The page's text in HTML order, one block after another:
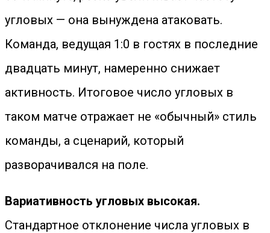
угловых — она вынуждена атаковать.
Команда, ведущая 1:0 в гостях в последние
двадцать минут, намеренно снижает
активность. Итоговое число угловых в
таком матче отражает не «обычный» стиль
команды, а сценарий, который
разворачивался на поле.
Вариативность угловых высокая.
Стандартное отклонение числа угловых в